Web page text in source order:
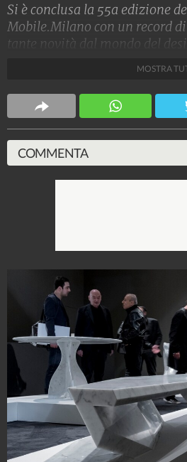
Si è conclusa la 55a edizione
Mobile.Milano con un record
tante novità dal mondo del
CS Design
63.620.830 171 video 5.817
MOSTRA
COMMENTA